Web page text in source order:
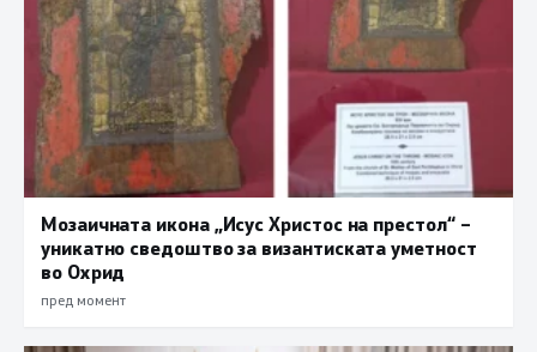
Мозаичната икона „Исус Христос на престол“ –
уникатно сведоштво за византиската уметност
во Охрид
пред момент